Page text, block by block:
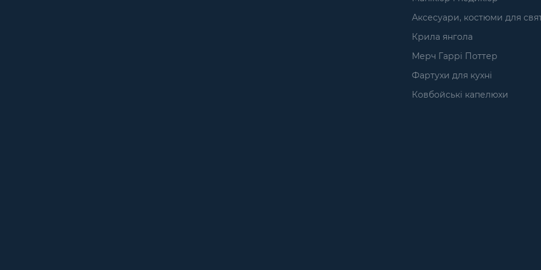
Аксесуари, костюми для
Крила янгола
Мерч Гаррі Поттер
Фартухи для кухні
Ковбойські капелюхи